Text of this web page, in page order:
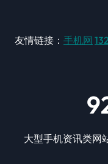
友情链接： 手机网
大型手机资讯类网